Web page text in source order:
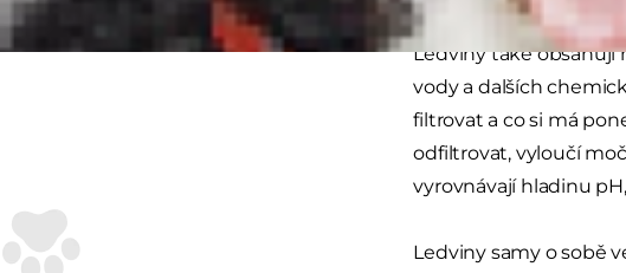
Ledviny také obsahují
vody a dalších
filtrovat a co si má
odfiltrovat, vyloučí
vyrovnávají hladinu
Ledviny samy o sobě